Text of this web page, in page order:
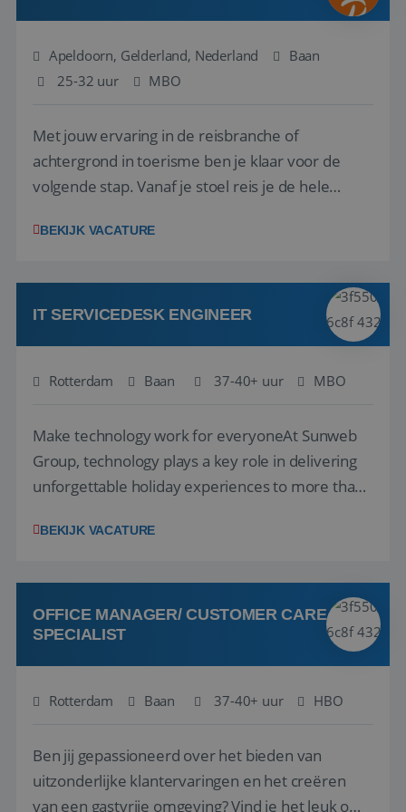
Apeldoorn, Gelderland, Nederland
Baan
25-32 uur
MBO
Met jouw ervaring in de reisbranche of
achtergrond in toerisme ben je klaar voor de
volgende stap. Vanaf je stoel reis je de hele
wensen van je team, je klant en wat er in de
klanten te overtuigen om die droomreis te
boeken! ...
BEKIJK VACATURE
IT SERVICEDESK ENGINEER
Rotterdam Baan 37-40+ uur MBO
Make technology work for everyoneAt Sunweb
Group, technology plays a key role in delivering
unforgettable holiday experiences to more than
scenes, our colleagues rely on secure, reliable,
work.As an IT Servicedesk Engineer, ...
BEKIJK VACATURE
OFFICE MANAGER/ CUSTOMER CARE
SPECIALIST
Rotterdam Baan 37-40+ uur HBO
Ben jij gepassioneerd over het bieden van
uitzonderlijke klantervaringen en het creëren
van een gastvrije omgeving? Vind je het leuk om